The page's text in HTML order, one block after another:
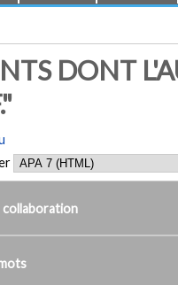
DONT
collaboration